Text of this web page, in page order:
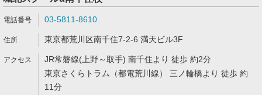
03-5811-8610
東京都荒川区南千住7-2-6 満天ビル3F
JR常磐線(上野～取手) 南千住より 徒歩 約2分
東京さくらトラム（都電荒川線） 三ノ輪橋より 徒歩 約
11分